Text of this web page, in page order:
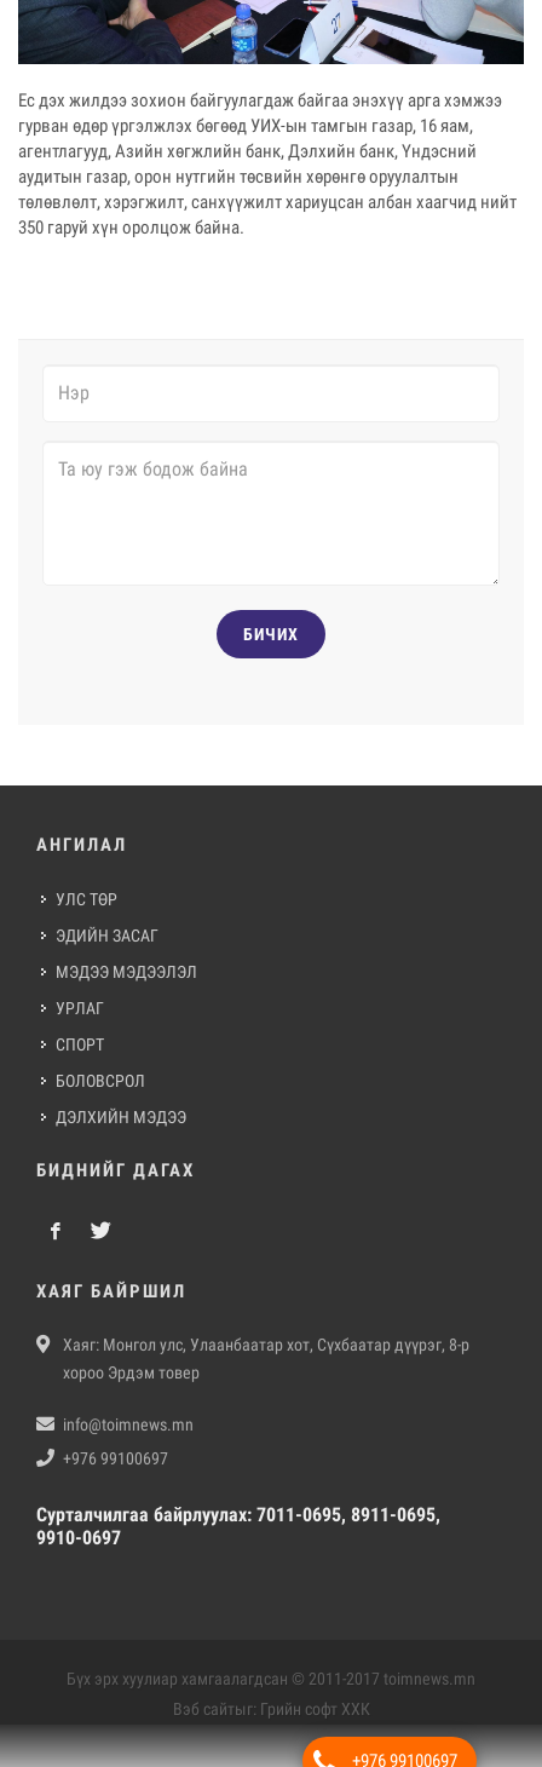
Ес дэх жилдээ зохион байгуулагдаж байгаа энэхүү арга хэмжээ
гурван өдөр үргэлжлэх бөгөөд УИХ-ын тамгын газар, 16 яам,
агентлагууд, Азийн хөгжлийн банк, Дэлхийн банк, Үндэсний
аудитын газар, орон нутгийн төсвийн хөрөнгө оруулалтын
төлөвлөлт, хэрэгжилт, санхүүжилт хариуцсан албан хаагчид нийт
350 гаруй хүн оролцож байна.
БИЧИХ
АНГИЛАЛ
УЛС ТӨР
ЭДИЙН ЗАСАГ
МЭДЭЭ МЭДЭЭЛЭЛ
УРЛАГ
СПОРТ
БОЛОВСРОЛ
ДЭЛХИЙН МЭДЭЭ
БИДНИЙГ ДАГАХ
ХАЯГ БАЙРШИЛ
Хаяг: Монгол улс, Улаанбаатар хот, Сүхбаатар дүүрэг, 8-р
хороо Эрдэм товер
info@toimnews.mn
+976 99100697
Сурталчилгаа байрлуулах: 7011-0695, 8911-0695,
9910-0697
Бүх эрх хуулиар хамгаалагдсан © 2011-2017 toimnews.mn
Вэб сайтыг: Грийн софт ХХК
Дуудлагын төв +976 99100697